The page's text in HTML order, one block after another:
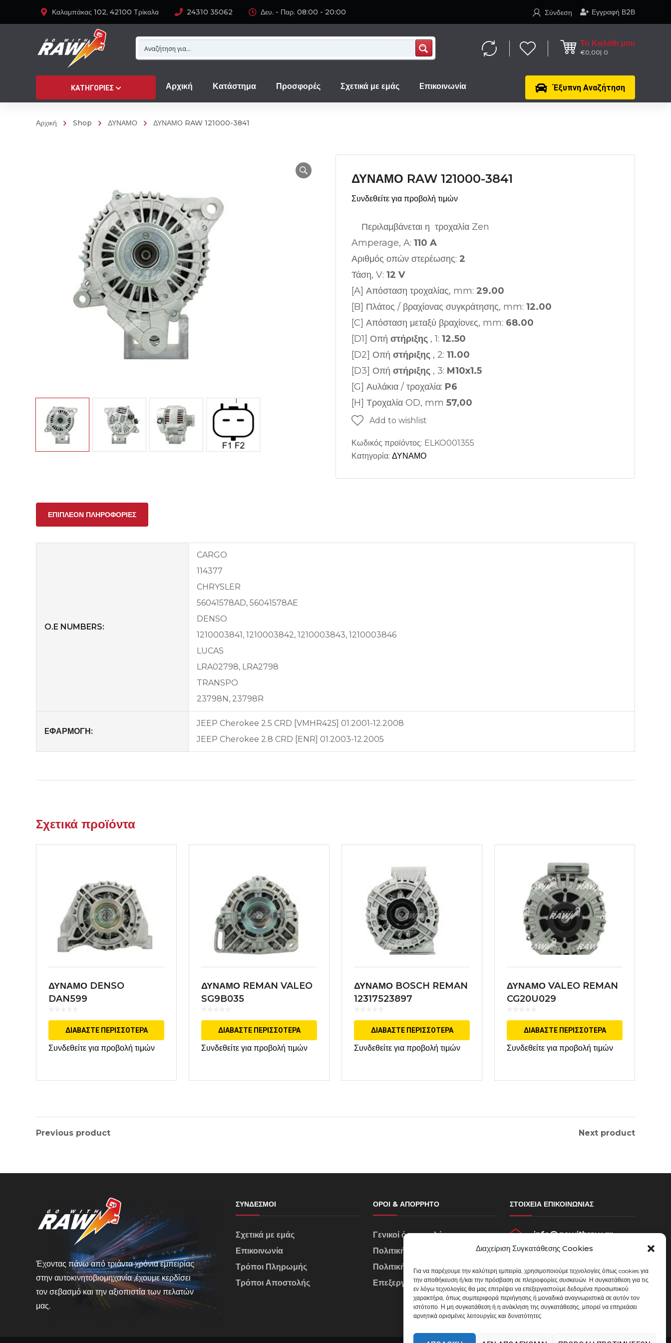
Διαχείριση Συγκατάθεσης Cookies
Για να παρέχουμε την καλύτερη εμπειρία, χρησιμοποιούμε τεχνολογίες όπως cookies για
την αποθήκευση ή/και την πρόσβαση σε πληροφορίες συσκευών. Η συγκατάθεση για τις
εν λόγω τεχνολογίες θα μας επιτρέψει να επεξεργαστούμε δεδομένα προσωπικού
χαρακτήρα, όπως συμπεριφορά περιήγησης ή μοναδικά αναγνωριστικά σε αυτόν τον
ιστότοπο. Η μη συγκατάθεση ή η ανάκληση της συγκατάθεσης, μπορεί να επηρεάσει
αρνητικά ορισμένες λειτουργίες και δυνατότητες.
Καλαμπάκας 102, 42100 Τρίκαλα 24310 35062 Δευ. - Παρ. 08:00 - 20:00 Εγγραφή Β2Β
Σύνδεση
Το Καλάθι μου
€0,00 0
Έξυπνη Αναζήτηση
ΚΑΤΗΓΟΡΊΕΣ Αρχική Κατάστημα Προσφορές Σχετικά με εμάς Eπικοινωνία
Αρχική Shop ΔΥΝΑΜΟ ΔΥΝΑΜΟ RAW 121000-3841
ΔΥΝΑΜΟ RAW 121000-3841
Συνδεθείτε για προβολή τιμών
Περιλαμβάνεται η τροχαλία Zen
Amperage, A: 110 A
Αριθμός οπών στερέωσης: 2
Τάση, V: 12 V
[A] Απόσταση τροχαλίας, mm: 29.00
[B] Πλάτος / βραχίονας συγκράτησης, mm: 12.00
[C] Απόσταση μεταξύ βραχίονες, mm: 68.00
[D1] Οπή στήριξης , 1: 12.50
[D2] Οπή στήριξης , 2: 11.00
[D3] Οπή στήριξης , 3: M10x1.5
[G] Αυλάκια / τροχαλία: P6
[H] Τροχαλία OD, mm 57,00
Add to wishlist
Κωδικός προϊόντος: ELKO001355
Κατηγορία: ΔΥΝΑΜΟ
ΕΠΙΠΛΈΟΝ ΠΛΗΡΟΦΟΡΊΕΣ
O.E NUMBERS:
CARGO
114377
CHRYSLER
56041578AD, 56041578AE
DENSO
1210003841, 1210003842, 1210003843, 1210003846
LUCAS
LRA02798, LRA2798
TRANSPO
23798N, 23798R
EΦΑΡΜΟΓΗ:
JEEP Cherokee 2.5 CRD [VMHR425] 01.2001-12.2008
JEEP Cherokee 2.8 CRD [ENR] 01.2003-12.2005
Σχετικά προϊόντα
ΔΥΝΑΜΟ DENSO
DAN599
ΔΙΑΒΆΣΤΕ ΠΕΡΙΣΣΌΤΕΡΑ
Συνδεθείτε για προβολή τιμών
ΔΥΝΑΜΟ REMAN VALEO
SG9B035
ΔΙΑΒΆΣΤΕ ΠΕΡΙΣΣΌΤΕΡΑ
Συνδεθείτε για προβολή τιμών
ΔΥΝΑΜΟ BOSCH REMAN
12317523897
ΔΙΑΒΆΣΤΕ ΠΕΡΙΣΣΌΤΕΡΑ
Συνδεθείτε για προβολή τιμών
ΔΥΝΑΜΟ VALEO REMAN
CG20U029
ΔΙΑΒΆΣΤΕ ΠΕΡΙΣΣΌΤΕΡΑ
Συνδεθείτε για προβολή τιμών
Previous product Next product
Έχοντας πάνω από τριάντα χρόνια εμπειρίας
στην αυτοκινητοβιομηχανία ,έχουμε κερδίσει
τον σεβασμό και την αξιοπιστία των πελατών
μας.
ΣΎΝΔΕΣΜΟΙ
Σχετικά με εμάς
Επικοινωνία
Τρόποι Πληρωμής
Τρόποι Αποστολής
ΌΡΟΙ & ΑΠΌΡΡΗΤΟ
Γενικοί όροι πωλήσεων
Πολιτική Απορρήτου
Πολιτική Cookies
Επεξεργασία Δεδομένων
ΣΤΟΙΧΕΊΑ ΕΠΙΚΟΙΝΩΝΊΑΣ
info@gowithraw.gr
24310 35062
Δευ. - Παρ. 08:00 - 20:00